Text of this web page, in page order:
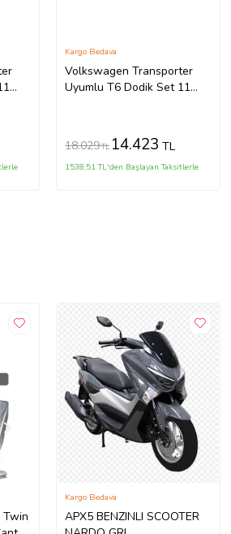
Volkswagen Transporter
Uyumlu T6 Dodik Set 11
Kargo Bedava
18.029TL 14.423 TL
1538,51 TL'den Başlayan Taksitlerle
APX5 BENZINLI SCOOTER
Kargo Bedava